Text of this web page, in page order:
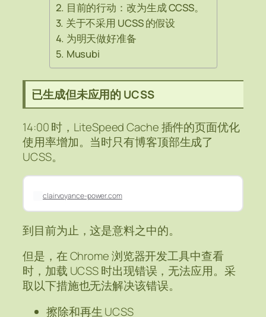
目前的行动：改为生成 CCSS。
关于不采用 UCSS 的假设
为明天做好准备
Musubi
已生成但未应用的 UCSS
14:00 时，LiteSpeed Cache 插件的页面优化
使用率增加。当时只有博客顶部生成了
UCSS。
clairvoyance-power.com
到目前为止，这是意料之中的。
但是，在 Chrome 浏览器开发工具中查看
时，加载 UCSS 时出现错误，无法应用。采
取以下措施也无法解决该错误。
擦除和再生 UCSS